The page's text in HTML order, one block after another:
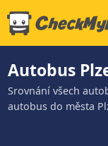
Autobus
Srovnání všech
autobus do města